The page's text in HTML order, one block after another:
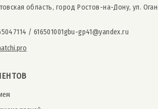
область, город Ростов-на-Дону, ул.
/ 616501001gbu-gp41@yandex.ru